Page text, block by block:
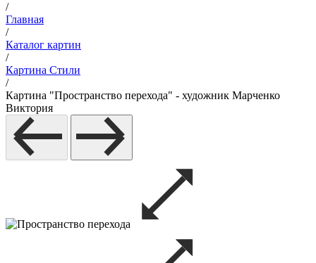
/
Главная
/
Каталог картин
/
Картина Стили
/
Картина "Пространство перехода" - художник Марченко
Виктория